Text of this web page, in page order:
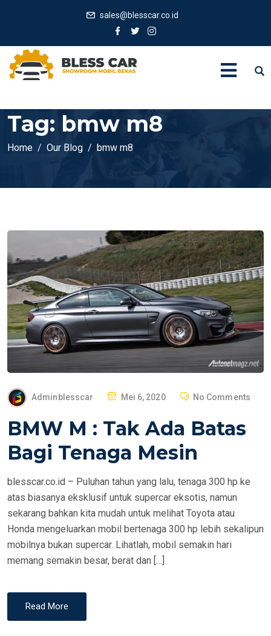
sales@blesscar.co.id
Tag: bmw m8
Home Our Blog bmw m8
Adminblesscar
P
S
E
Mei 6, 2020 No Comments
BMW M : Tak Ada Batas
Bagi Tenaga Mesin
blesscar.co.id – Puluhan tahun yang lalu, tenaga 300 hp ke
atas biasanya eksklusif untuk supercar eksotis, namun
sekarang bahkan kita mudah untuk melihat Toyota atau
Honda mengeluarkan mobil bertenaga 300 hp lebih sekalipun
mobilnya bukan supercar. Lihatlah, mobil semakin hari
memang semakin besar, berat dan […]
Read More